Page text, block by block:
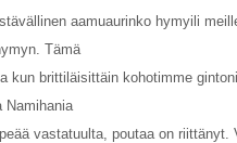
aamuaurinko hymyili
Tämä
kun brittiläisittäin kohotimme
Namihania
vastatuulta, poutaa on